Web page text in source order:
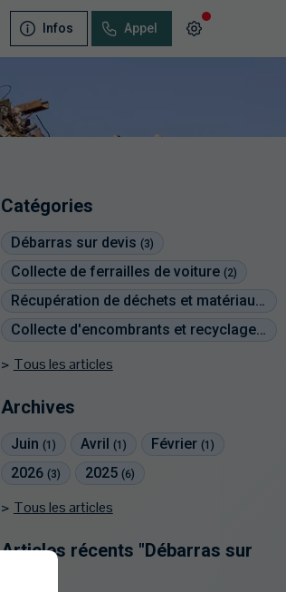
Infos Appel
Catégories
Débarras sur devis (3)
Collecte de ferrailles de voiture (2)
Récupération de déchets et matériaux
Collecte d'encombrants et recyclage(2)
Tous les articles
Archives
Juin (1) Avril(1) Février(1)
2026 (3) 2025(6)
Tous les articles
Articles récents "Débarras sur